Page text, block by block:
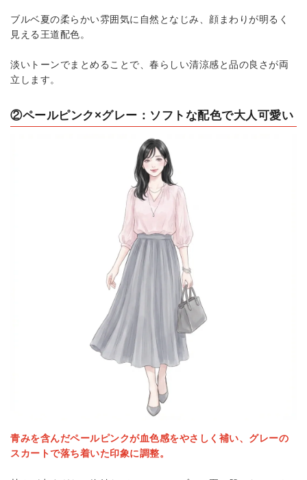
ブルベ夏の柔らかい雰囲気に自然となじみ、顔まわりが明るく
見える王道配色。
淡いトーンでまとめることで、春らしい清涼感と品の良さが両
立します。
②ペールピンク×グレー：ソフトな配色で大人可愛い
青みを含んだペールピンクが血色感をやさしく補い、グレーの
スカートで落ち着いた印象に調整。